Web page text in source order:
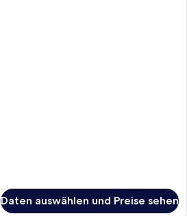
Daten auswählen und Preise sehen